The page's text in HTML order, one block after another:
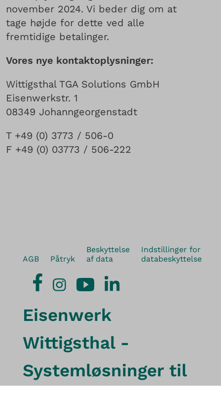
november 2024. Vi beder dig om at
tage højde for dette ved alle
fremtidige betalinger.
Vores nye kontaktoplysninger:
Wittigsthal TGA Solutions GmbH
Eisenwerkstr. 1
08349 Johanngeorgenstadt
T +49 (0) 3773 / 506-0
F +49 (0) 03773 / 506-222
AGB Påtryk
Beskyttelse
af data
Indstillinger for
databeskyttelse
Eisenwerk
Wittigsthal -
Systemløsninger til